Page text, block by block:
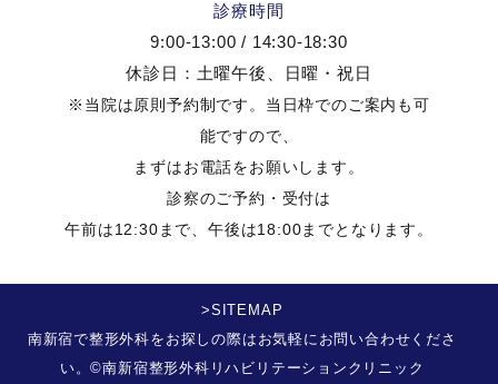
診療時間
9:00-13:00 / 14:30-18:30
休診日：土曜午後、日曜・祝日
※当院は原則予約制です。当日枠でのご案内も可
能ですので、
まずはお電話をお願いします。
診察のご予約・受付は
午前は12:30まで、午後は18:00までとなります。
>SITEMAP
南新宿で整形外科をお探しの際はお気軽にお問い合わせくださ
い。©南新宿整形外科リハビリテーションクリニック